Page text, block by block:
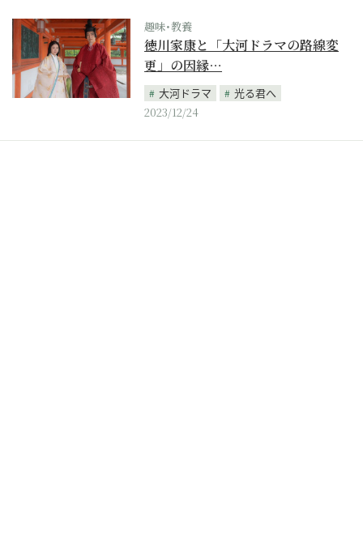
趣味･教養
徳川家康と「大河ドラマの路線変
更」の因縁…
大河ドラマ
光る君へ
2023/12/24